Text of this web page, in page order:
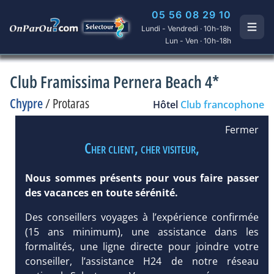
05 56 08 29 10
Lundi - Vendredi · 10h-18h
Lun - Ven · 10h-18h
Club Framissima Pernera Beach 4*
Chypre/Protaras Hôtel Club francophone
Fermer
Cher client, cher visiteur,
Nous sommes présents pour vous faire passer
des vacances en toute sérénité.
Des conseillers voyages à l’expérience confirmée
(15 ans minimum), une assistance dans les
formalités, une ligne directe pour joindre votre
conseiller, l’assistance H24 de notre réseau